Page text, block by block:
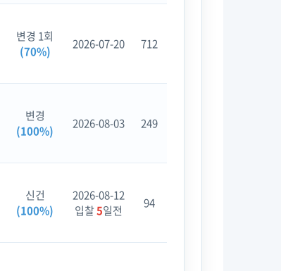
변경 1회
(70%)
2026-07-20 712
변경
(100%)
2026-08-03 249
신건
(100%)
2026-08-12
입찰5일전 94